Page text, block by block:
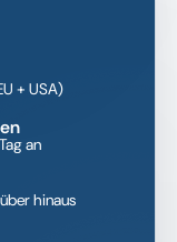
+ USA)
an
hinaus